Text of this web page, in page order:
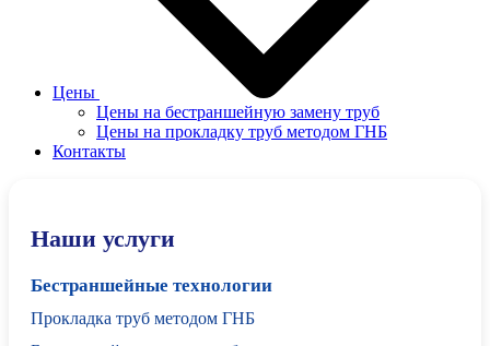
Цены
Цены на бестраншейную замену труб
Цены на прокладку труб методом ГНБ
Контакты
Наши услуги
Бестраншейные технологии
Прокладка труб методом ГНБ